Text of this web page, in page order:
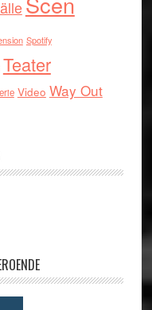
Spotify
Teater
Video Way Out